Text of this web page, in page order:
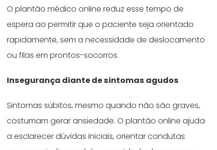
O plantão médico online reduz esse tempo de
espera ao permitir que o paciente seja orientado
rapidamente, sem a necessidade de deslocamento
ou filas em prontos-socorros.
Insegurança diante de sintomas agudos
Sintomas súbitos, mesmo quando não são graves,
costumam gerar ansiedade. O plantão online ajuda
a esclarecer dúvidas iniciais, orientar condutas